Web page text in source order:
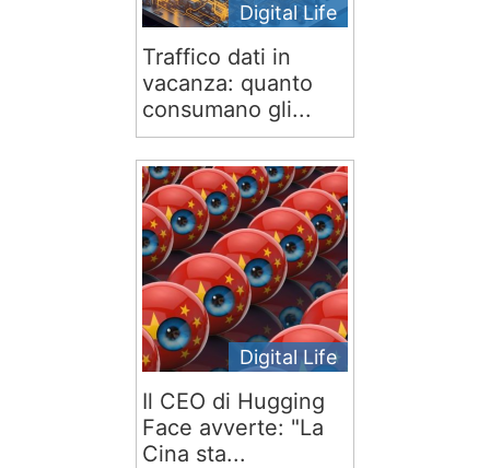
Digital Life
Traffico dati in
vacanza: quanto
consumano gli...
Digital Life
Il CEO di Hugging
Face avverte: "La
Cina sta...